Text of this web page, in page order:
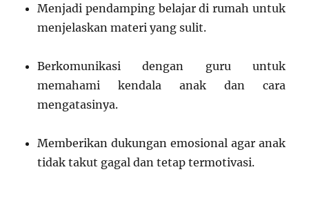
Menjadi pendamping belajar di rumah untuk
menjelaskan materi yang sulit.
Berkomunikasi dengan guru untuk
memahami kendala anak dan cara
mengatasinya.
Memberikan dukungan emosional agar anak
tidak takut gagal dan tetap termotivasi.